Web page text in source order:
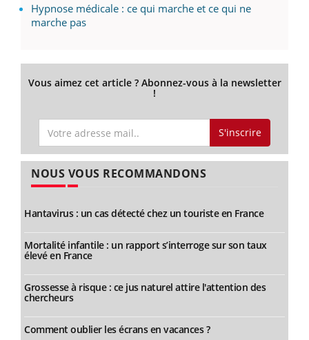
Hypnose médicale : ce qui marche et ce qui ne
marche pas
Vous aimez cet article ? Abonnez-vous à la newsletter
!
S'inscrire
NOUS VOUS RECOMMANDONS
Hantavirus : un cas détecté chez un touriste en France
Mortalité infantile : un rapport s’interroge sur son taux
élevé en France
Grossesse à risque : ce jus naturel attire l'attention des
chercheurs
Comment oublier les écrans en vacances ?